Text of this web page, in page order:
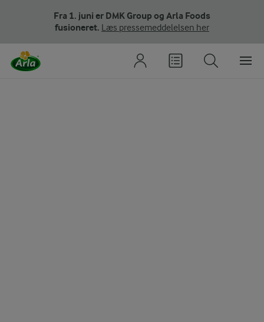
Fra 1. juni er DMK Group og Arla Foods
fusioneret. Læs pressemeddelelsen her